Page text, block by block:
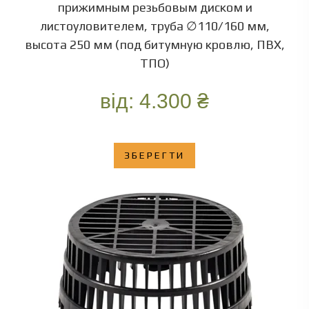
прижимным резьбовым диском и
листоуловителем, труба ∅110/160 мм,
высота 250 мм (под битумную кровлю, ПВХ,
ТПО)
від: 4.300 ₴
ЗБЕРЕГТИ